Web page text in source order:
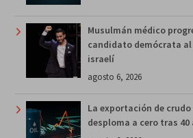
Musulmán médico
candidato demócrata al
israelí
agosto 6, 2026
La exportación de crudo
desploma a cero tras 40